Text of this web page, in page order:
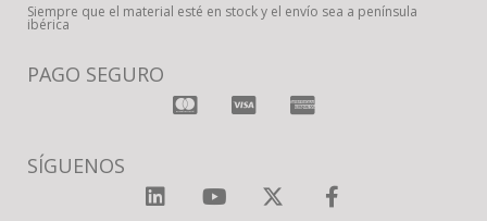
Siempre que el material esté en stock y el envío sea a península
ibérica
PAGO SEGURO
SÍGUENOS